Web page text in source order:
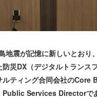
震が記憶に新しいとおり
災DX（デジタルトランス
ルティング合同会社の
Services Directorで